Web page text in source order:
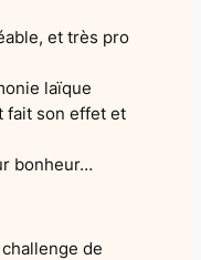
et très pro
laïque
fait son effet et
bonheur…
de